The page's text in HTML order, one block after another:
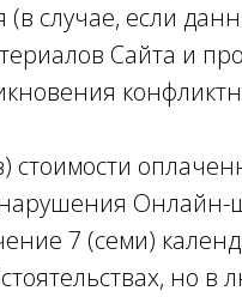
(в случае, если
Сайта и
стоимости
Онлайн-
7 (семи)
но в